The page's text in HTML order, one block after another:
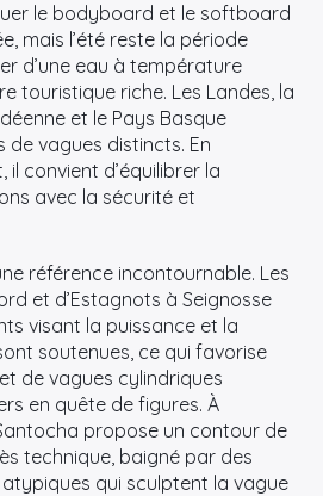
le bodyboard et le softboard
mais l’été reste la période
d’une eau à température
touristique riche. Les Landes, la
et le Pays Basque
vagues distincts. En
convient d’équilibrer la
avec la sécurité et
référence incontournable. Les
et d’Estagnots à Seignosse
visant la puissance et la
soutenues, ce qui favorise
de vagues cylindriques
en quête de figures. À
propose un contour de
technique, baigné par des
qui sculptent la vague